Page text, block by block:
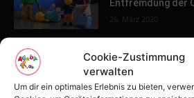
Cookie-Zustimmung
verwalten
Um dir ein optimales Erlebnis zu bieten,
Entfremdung der
26. März 2020
POPULAR POSTS